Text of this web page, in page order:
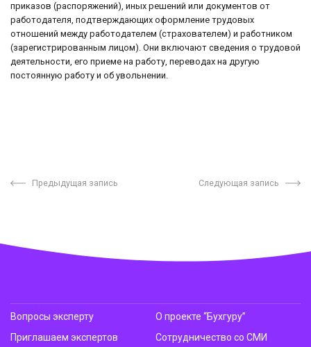
приказов (распоряжений), иных решений или документов от
работодателя, подтверждающих оформление трудовых
отношений между работодателем (страхователем) и работником
(зарегистрированным лицом). Они включают сведения о трудовой
деятельности, его приеме на работу, переводах на другую
постоянную работу и об увольнении.
Предыдущая запись Следующая запись
Вопросы эксперту
Приглашаем экспертов
О проекте “Бухгуру”
Сотрудничество со СМИ